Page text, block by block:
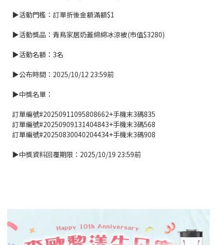
▶活動門檻：訂單折後金額滿額$1
▶活動獎品：青鳥家居奶蓋綿綿冰涼被(市值$3280)
▶活動名額：3名
▶公布時間：2025/10/12 23:59前
▶中獎名單：
訂單編號#20250911095808662+手機末3碼835
訂單編號#20250909131404843+手機末3碼568
訂單編號#20250830040204434+手機末3碼908
▶中獎資料回覆期限：2025/10/19 23:59前